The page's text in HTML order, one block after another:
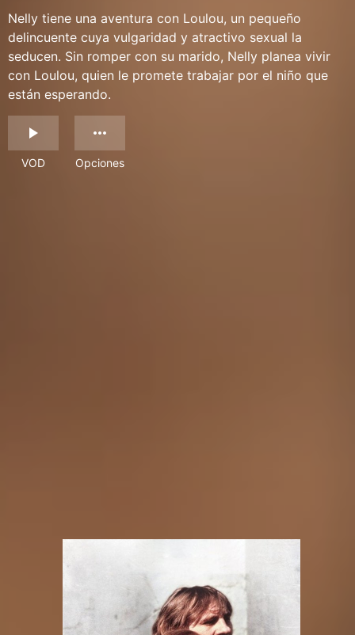
Nelly tiene una aventura con Loulou, un pequeño
delincuente cuya vulgaridad y atractivo sexual la
seducen. Sin romper con su marido, Nelly planea vivir
con Loulou, quien le promete trabajar por el niño que
están esperando.
VOD Opciones